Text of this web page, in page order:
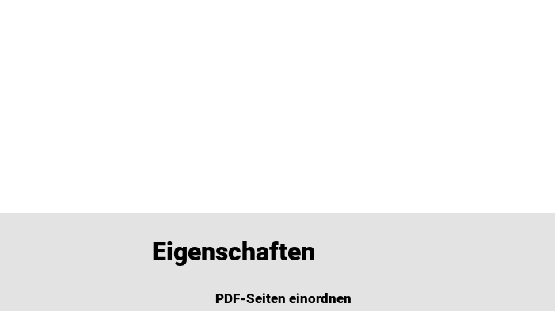
Eigenschaften
PDF-Seiten einordnen